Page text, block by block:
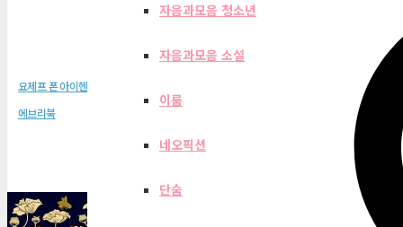
자음과모음 청소년
자음과모음 소설
이룸
네오픽션
단숨
리버타스와 그녀의 청
요제프 폰 아이헨도르프
에브리북